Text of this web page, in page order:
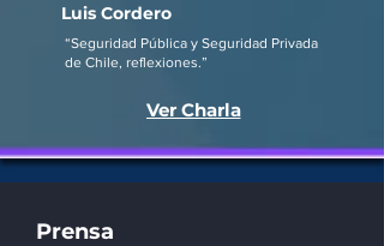
Luis Cordero
“Seguridad Pública y Seguridad Privada
de Chile, reflexiones.”
Ver Charla
Prensa